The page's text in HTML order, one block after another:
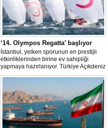
‘14. Olympos Regatta’ başlıyor
İstanbul, yelken sporunun en prestijli
etkinliklerinden birine ev sahipliği
yapmaya hazırlanıyor. Türkiye Açıkdeniz
Yarış Kulübü (TAYK), Türkiye Yelken
birliğiyle hayata geçirilecek olan 14.
TAYK - Eker Olympos Regatta, 7
Ağustos'ta start alacak ve 16 Ağustos'a
kadar deniz tutkunlarını bir araya
getirecek. "Rüzgâ